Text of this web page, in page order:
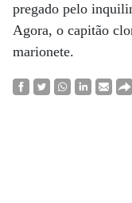
pregado pelo
Agora, o capitão
marionete.